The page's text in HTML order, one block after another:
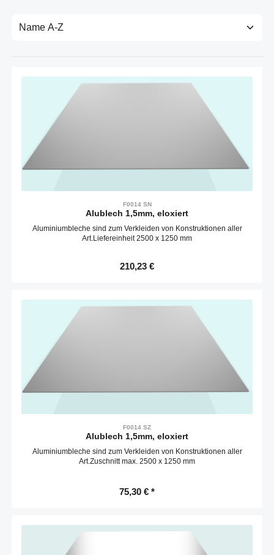
F0014 SN
Alublech 1,5mm, eloxiert
Aluminiumbleche sind zum Verkleiden von Konstruktionen aller
Art.Liefereinheit 2500 x 1250 mm
Regulärer Preis:
210,23 €
F0014 SZ
Alublech 1,5mm, eloxiert
Aluminiumbleche sind zum Verkleiden von Konstruktionen aller
Art.Zuschnitt max. 2500 x 1250 mm
75,30 € *